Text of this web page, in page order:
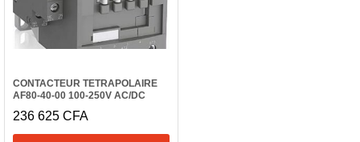
CONTACTEUR TETRAPOLAIRE
AF80-40-00 100-250V AC/DC
236 625 CFA